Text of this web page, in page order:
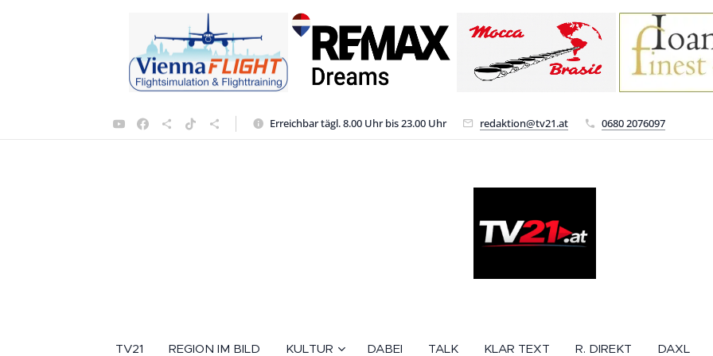
Erreichbar tägl. 8.00 Uhr bis 23.00 Uhr redaktion@tv21.at 0680 2076097
TV21 REGION IM BILD KULTUR DABEI TALK KLAR TEXT R. DIREKT DAXL